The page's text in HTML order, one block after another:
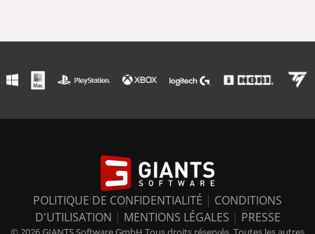
POLITIQUE DE CONFIDENTIALITÉ | CONDITIONS
D'UTILISATION | MENTIONS LÉGALES | PRESSE